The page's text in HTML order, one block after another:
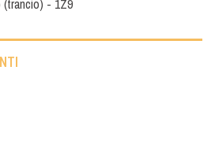
(trancio) - 1Z9